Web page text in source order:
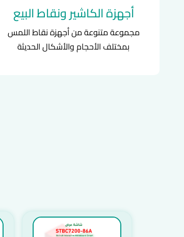
أجهزة الكاشير ونقاط البيع
مجموعة متنوعة من أجهزة نقاط اللمس
بمختلف الأحجام والأشكال الحديثة